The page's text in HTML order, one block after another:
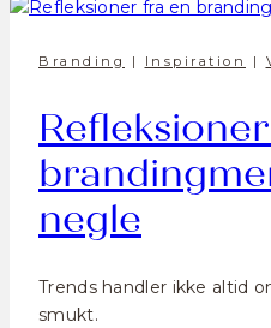
Branding | Inspiration |
negle
Trends handler ikke altid
smukt.